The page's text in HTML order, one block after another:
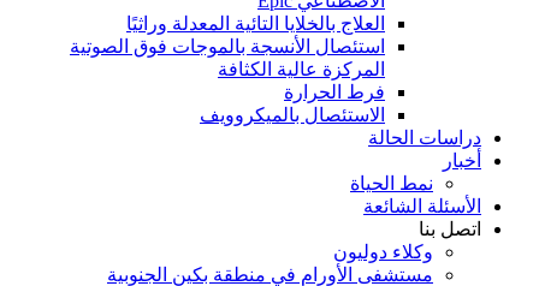
العلاج بالخلايا التائية المعدلة وراثيًا
استئصال الأنسجة بالموجات فوق الصوتية
المركزة عالية الكثافة
فرط الحرارة
الاستئصال بالميكروويف
دراسات الحالة
أخبار
نمط الحياة
الأسئلة الشائعة
اتصل بنا
وكلاء دوليون
مستشفى الأورام في منطقة بكين الجنوبية